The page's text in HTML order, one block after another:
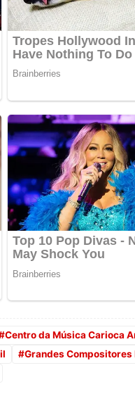
Centro da Música Carioca
#Grandes